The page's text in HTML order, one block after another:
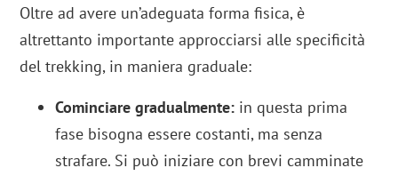
Oltre ad avere un’adeguata forma fisica, è
altrettanto importante approcciarsi alle specificità
del trekking, in maniera graduale:
Cominciare gradualmente: in questa prima
fase bisogna essere costanti, ma senza
strafare. Si può iniziare con brevi camminate